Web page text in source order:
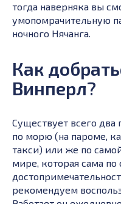
тогда наверняка вы
умопомрачительную
ночного Нячанга.
Как
Винперл?
Существует всего два
по морю (на пароме,
такси) или же по
мире, которая сама по
рекомендуем